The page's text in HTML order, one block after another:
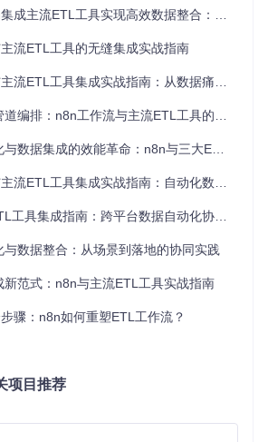
文件提供了工作流索引功能，通过
工作流的管理：
{
: "workflow_index.json",
ETL工具，而是通过工作流自动化能
流程无缝衔接。
n8n+Talend解决方案
数据整合、部门级ETL流程、快速原型验
主流ETL工具实现高效数据整合：实战指南
流ETL工具的无缝集成实战指南
工具集成实战指南：从数据痛点到自动化解决方案
排：n8n工作流与主流ETL工具的3种集成架构方案
集成的效能革命：n8n与三大ETL工具的无缝协同
工具集成实战指南：自动化数据管道构建全攻略
具集成指南：跨平台数据自动化协同攻略
与数据整合：从场景到落地的协同实践
新范式：n8n与主流ETL工具实战指南
骤：n8n如何重塑ETL工作流？
项目推荐